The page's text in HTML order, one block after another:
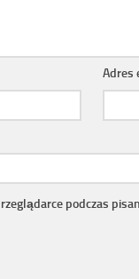
Adres
podczas